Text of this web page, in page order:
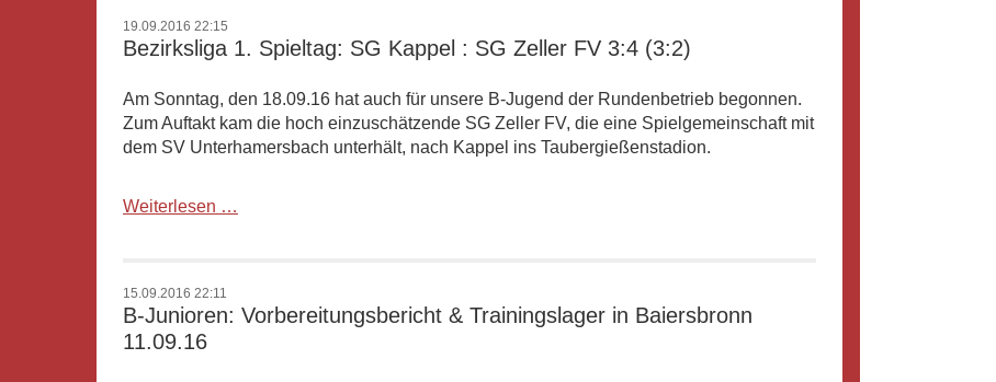
19.09.2016 22:15
Bezirksliga 1. Spieltag: SG Kappel : SG Zeller FV 3:4 (3:2)
Am Sonntag, den 18.09.16 hat auch für unsere B-Jugend der Rundenbetrieb begonnen.
Zum Auftakt kam die hoch einzuschätzende SG Zeller FV, die eine Spielgemeinschaft mit
dem SV Unterhamersbach unterhält, nach Kappel ins Taubergießenstadion.
Weiterlesen …
15.09.2016 22:11
B-Junioren: Vorbereitungsbericht & Trainingslager in Baiersbronn
11.09.16